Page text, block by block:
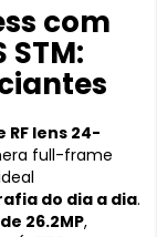
com
STM:
RF lens 24-
full-frame
do dia a dia.
26.2MP,